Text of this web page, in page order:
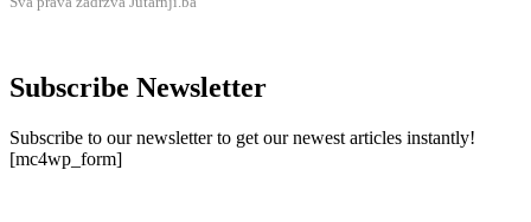
Subscribe Newsletter
Subscribe to our newsletter to get our newest articles instantly!
[mc4wp_form]